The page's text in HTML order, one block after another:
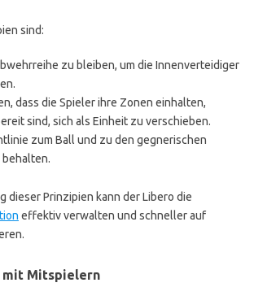
sind:
zu bleiben, um die Innenverteidiger
dass die Spieler ihre Zonen einhalten,
sind, sich als Einheit zu verschieben.
zum Ball und zu den gegnerischen
dieser Prinzipien kann der Libero die
effektiv verwalten und schneller auf
mit Mitspielern